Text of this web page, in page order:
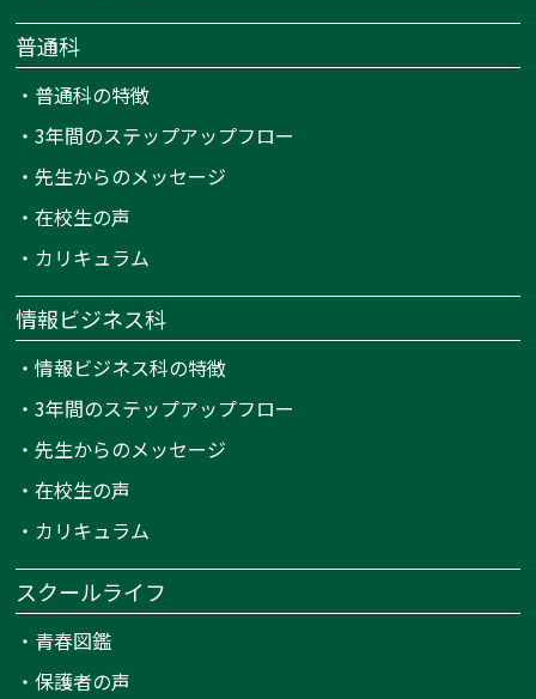
普通科
・ 普通科の特徴
・3年間のステップアップフロー
・先生からのメッセージ
・在校生の声
・ カリキュラム
情報ビジネス科
・情報ビジネス科の特徴
・3年間のステップアップフロー
・先生からのメッセージ
・在校生の声
・ カリキュラム
スクールライフ
・ 青春図鑑
・保護者の声